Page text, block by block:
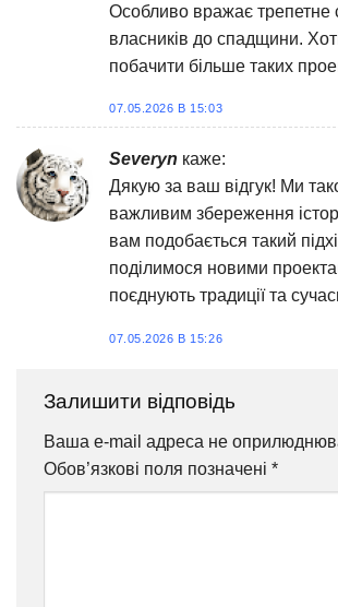
Особливо вражає трепетне
власників до спадщини.
побачити більше таких
07.05.2026 В 15:03
Severyn каже:
Дякую за ваш відгук! Ми
важливим збереження
вам подобається такий
поділимося новими
поєднують традиції та
07.05.2026 В 15:26
Залишити відповідь
Ваша e-mail адреса не
Обов’язкові поля позначені *